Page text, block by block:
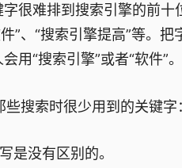
很难排到搜索引擎的前
”、“搜索引擎提高”等。
用“搜索引擎”或者“软件”。
索时很少用到的关键字
没有区别的。